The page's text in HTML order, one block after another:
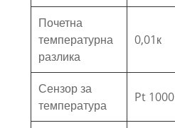
Почетна
температурна
разлика
0,01к
Сензор за
температура
Pt 1000